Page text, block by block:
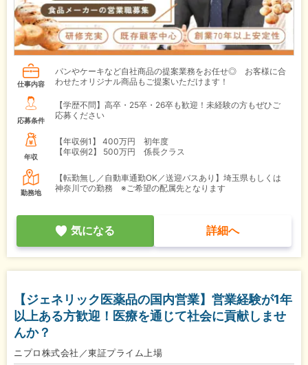
仕事内容
パンやケーキなど自社商品の提案業務をお任せ◎ お客様に合
わせたオリジナル商品もご提案いただけます！
応募条件
【学歴不問】高卒・25卒・26卒も歓迎！未経験の方もぜひご
応募ください
年収
【年収例1】
400万円 初年度
【年収例2】
500万円 係長クラス
勤務地
【転勤無し／自動車通勤OK／送迎バスあり】埼玉県もしくは
神奈川での勤務 ※ご希望の配属先となります
気になる 詳細へ
【ジェネリック医薬品の国内営業】営業経験が1年
以上ある方歓迎！医療を通じて社会に貢献しませ
んか？
ニプロ株式会社／東証プライム上場